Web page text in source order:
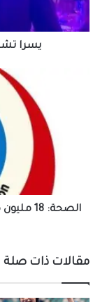
يسرا
الصحة:
مقالات ذات صلة